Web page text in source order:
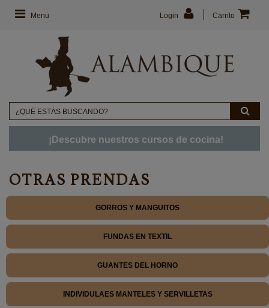
Menu Carrito
Login
¡Descubre nuestros cursos de cocina!
OTRAS PRENDAS
GORROS Y MANGUITOS
FUNDAS EN TEXTIL
GUANTES DEL HORNO
INDIVIDULAES MANTELES Y SERVILLETAS